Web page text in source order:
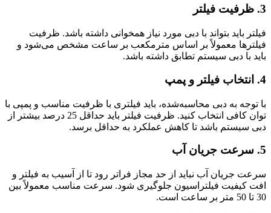
3. ظرفیت فیلتر
فیلتر باید بتواند با دبی مورد نیاز همخوانی داشته باشد. ظرفیت
فیلترها معمولاً بر اساس مترمکعب بر ساعت مشخص می‌شود و
باید با دبی سیستم تطابق داشته باشد.
4. انتخاب فیلتر و پمپ
با توجه به دبی محاسبه‌شده، باید فیلتری با ظرفیت مناسب و پمپی با
توان کافی انتخاب کنید. ظرفیت فیلتر باید حداقل 25 درصد بیشتر از
دبی سیستم باشد تا کاهش عملکرد به حداقل برسد.
5. سرعت جریان آب
سرعت جریان آب نباید از حد مجاز فراتر رود تا از آسیب به فیلتر و
افت کیفیت فیلتراسیون جلوگیری شود. سرعت مناسب معمولاً بین
30 تا 50 متر بر ساعت است.